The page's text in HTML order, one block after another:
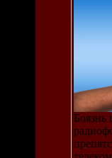
Боязнь